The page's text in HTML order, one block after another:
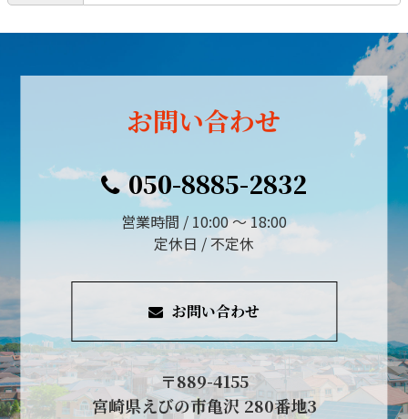
お問い合わせ
050-8885-2832
営業時間 / 10:00 ～ 18:00
定休日 / 不定休
お問い合わせ
〒889-4155
宮崎県えびの市亀沢 280番地3